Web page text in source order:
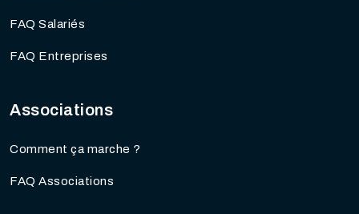
FAQ Salariés
FAQ Entreprises
Associations
Comment ça marche ?
FAQ Associations